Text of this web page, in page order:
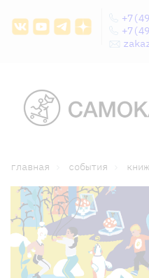
дошкольникам
главная события